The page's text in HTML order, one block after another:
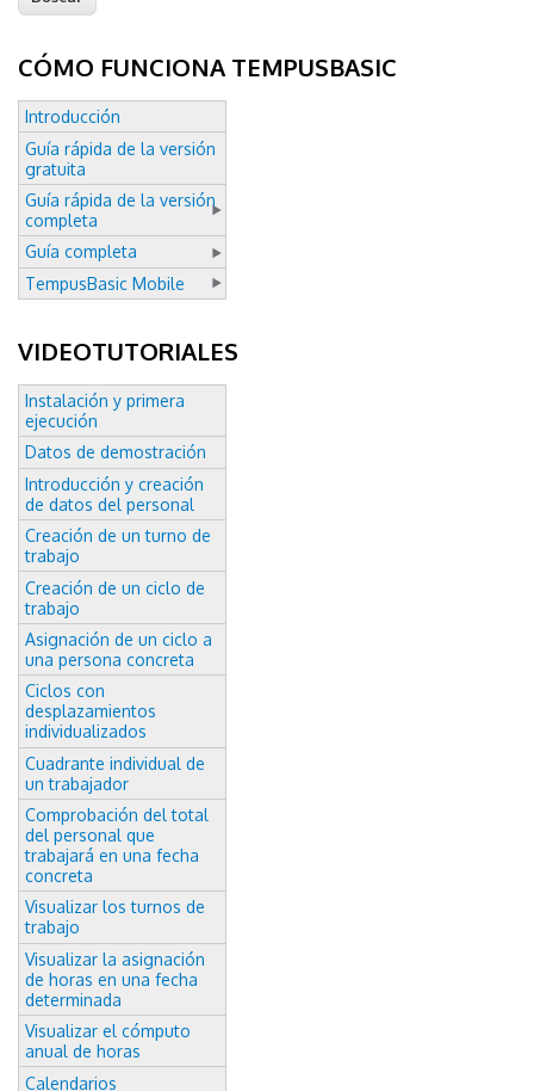
CÓMO FUNCIONA TEMPUSBASIC
Introducción
Guía rápida de la versión
gratuita
Guía rápida de la versión
completa
Guía completa
TempusBasic Mobile
VIDEOTUTORIALES
Instalación y primera
ejecución
Datos de demostración
Introducción y creación
de datos del personal
Creación de un turno de
trabajo
Creación de un ciclo de
trabajo
Asignación de un ciclo a
una persona concreta
Ciclos con
desplazamientos
individualizados
Cuadrante individual de
un trabajador
Comprobación del total
del personal que
trabajará en una fecha
concreta
Visualizar los turnos de
trabajo
Visualizar la asignación
de horas en una fecha
determinada
Visualizar el cómputo
anual de horas
Calendarios